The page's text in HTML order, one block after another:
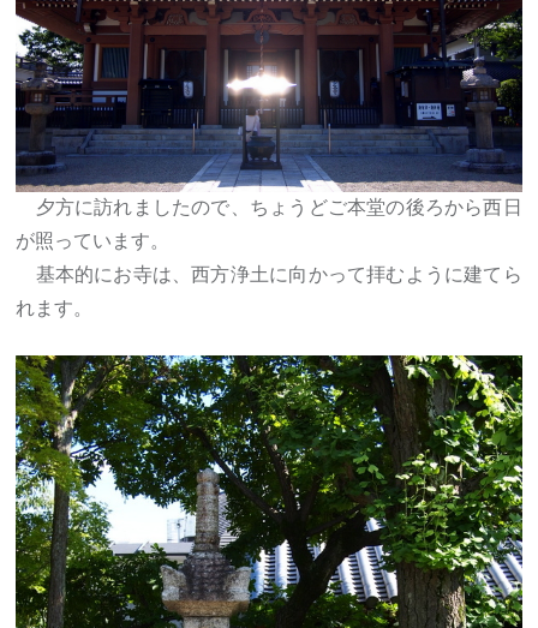
夕方に訪れましたので、ちょうどご本堂の後ろから西日
が照っています。
基本的にお寺は、西方浄土に向かって拝むように建てら
れます。